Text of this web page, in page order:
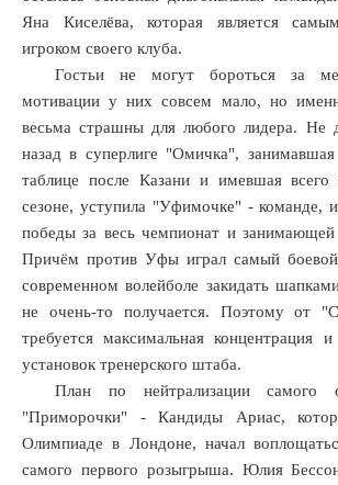
Яна Киселёва, которая является
игроком своего клуба.
Гостьи не могут бороться за
мотивации у них совсем мало, но
весьма страшны для любого лидера. Не
назад в суперлиге "Омичка",
таблице после Казани и имевшая
сезоне, уступила "Уфимочке" - команде,
победы за весь чемпионат и занимающей
Причём против Уфы играл самый
современном волейболе закидать
не очень-то получается. Поэтому от
требуется максимальная концентрация
установок тренерского штаба.
План по нейтрализации самого
"Приморочки" - Кандиды Ариас,
Олимпиаде в Лондоне, начал
самого первого розыгрыша. Юлия